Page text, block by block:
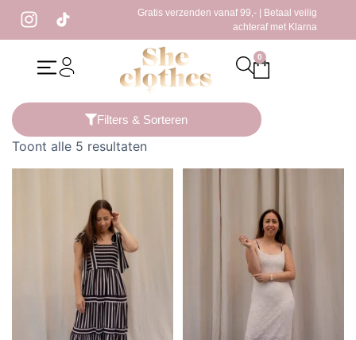
Gratis verzenden vanaf 99,- | Betaal veilig
achteraf met Klarna
0
/ Producten getagged “bruine maxi jurk”
Filters & Sorteren
Toont alle 5 resultaten